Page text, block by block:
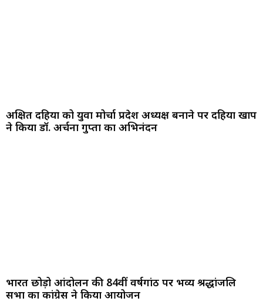
अक्षित दहिया को युवा मोर्चा प्रदेश अध्यक्ष बनाने पर दहिया खाप
ने किया डॉ. अर्चना गुप्ता का अभिनंदन
भारत छोड़ो आंदोलन की 84वीं वर्षगांठ पर भव्य श्रद्धांजलि
सभा का कांग्रेस ने किया आयोजन